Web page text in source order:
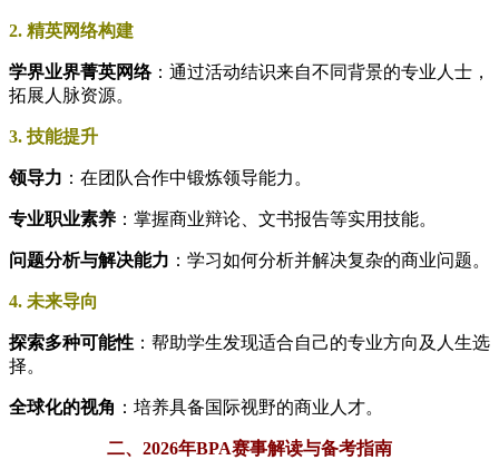
2. 精英网络构建
学界业界菁英网络：通过活动结识来自不同背景的专业人士，
拓展人脉资源。
3. 技能提升
领导力 ：在团队合作中锻炼领导能力。
专业职业素养 ：掌握商业辩论、文书报告等实用技能。
问题分析与解决能力 ：学习如何分析并解决复杂的商业问题。
4. 未来导向
探索多种可能性 ：帮助学生发现适合自己的专业方向及人生选
择。
全球化的视角 ：培养具备国际视野的商业人才。
二、2026年BPA赛事解读与备考指南